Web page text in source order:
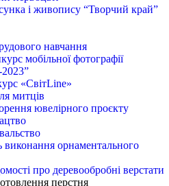
і живопису “Творчий край”
навчання
мобільної фотографії
«СвітLine»
митців
ювелірного проєкту
виконання орнаментального
про деревообробні верстати
перстня